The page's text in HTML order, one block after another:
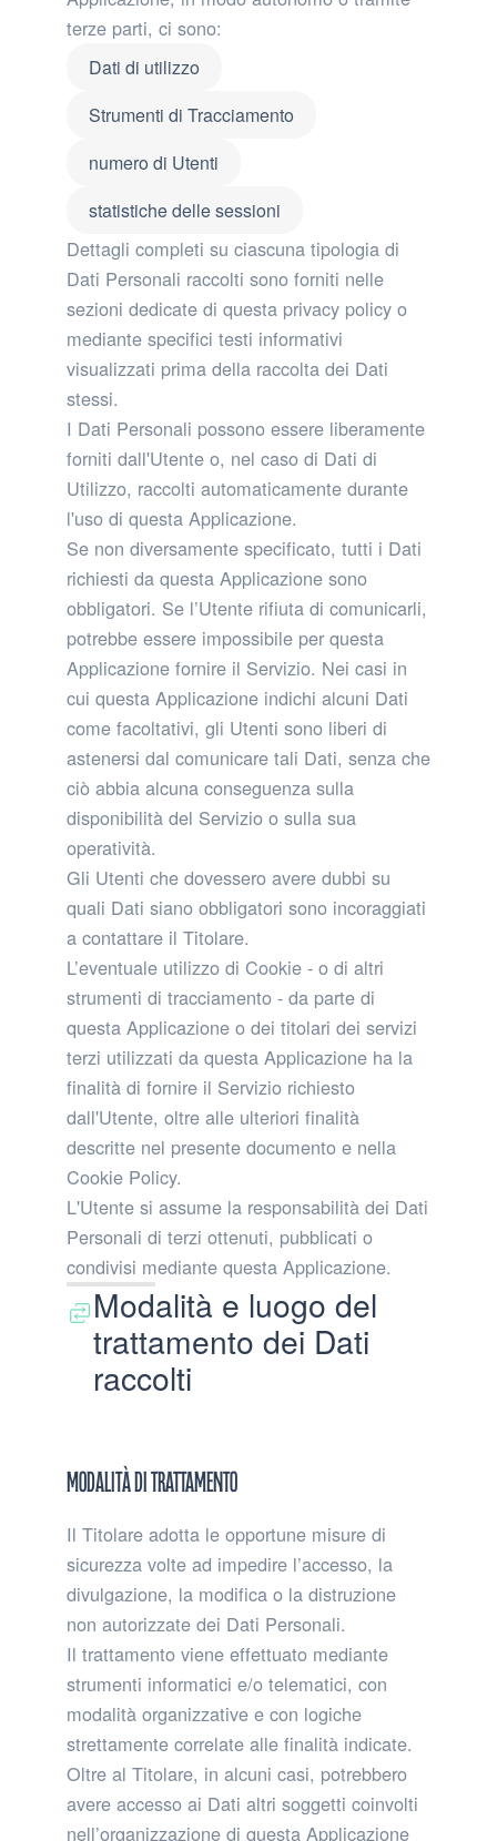
terze parti, ci sono:
Dati di utilizzo
Strumenti di Tracciamento
numero di Utenti
statistiche delle sessioni
Dettagli completi su ciascuna tipologia di
Dati Personali raccolti sono forniti nelle
sezioni dedicate di questa privacy policy o
mediante specifici testi informativi
visualizzati prima della raccolta dei Dati
stessi.
I Dati Personali possono essere liberamente
forniti dall'Utente o, nel caso di Dati di
Utilizzo, raccolti automaticamente durante
l'uso di questa Applicazione.
Se non diversamente specificato, tutti i Dati
richiesti da questa Applicazione sono
obbligatori. Se l’Utente rifiuta di comunicarli,
potrebbe essere impossibile per questa
Applicazione fornire il Servizio. Nei casi in
cui questa Applicazione indichi alcuni Dati
come facoltativi, gli Utenti sono liberi di
astenersi dal comunicare tali Dati, senza che
ciò abbia alcuna conseguenza sulla
disponibilità del Servizio o sulla sua
operatività.
Gli Utenti che dovessero avere dubbi su
quali Dati siano obbligatori sono incoraggiati
a contattare il Titolare.
L’eventuale utilizzo di Cookie - o di altri
strumenti di tracciamento - da parte di
questa Applicazione o dei titolari dei servizi
terzi utilizzati da questa Applicazione ha la
finalità di fornire il Servizio richiesto
dall'Utente, oltre alle ulteriori finalità
descritte nel presente documento e nella
Cookie Policy.
L'Utente si assume la responsabilità dei Dati
Personali di terzi ottenuti, pubblicati o
condivisi mediante questa Applicazione.
Modalità e luogo del
trattamento dei Dati
raccolti
Modalità di trattamento
Il Titolare adotta le opportune misure di
sicurezza volte ad impedire l’accesso, la
divulgazione, la modifica o la distruzione
non autorizzate dei Dati Personali.
Il trattamento viene effettuato mediante
strumenti informatici e/o telematici, con
modalità organizzative e con logiche
strettamente correlate alle finalità indicate.
Oltre al Titolare, in alcuni casi, potrebbero
avere accesso ai Dati altri soggetti coinvolti
nell’organizzazione di questa Applicazione